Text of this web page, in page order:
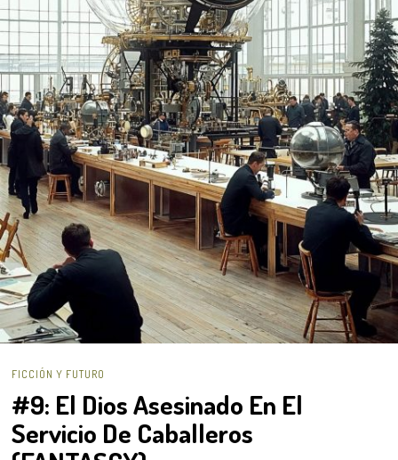
FICCIÓN Y FUTURO
#9: El Dios Asesinado En El
Servicio De Caballeros